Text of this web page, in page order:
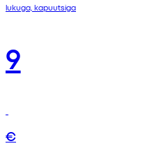
lukuga, kapuutsiga
9
€